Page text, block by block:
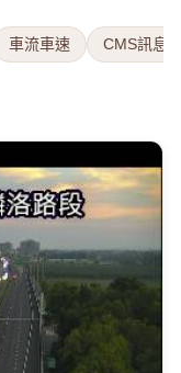
車流車速 CMS訊息